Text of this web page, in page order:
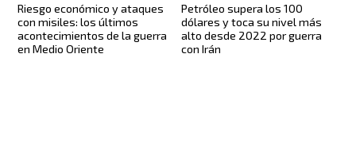
Riesgo económico y ataques
con misiles: los últimos
acontecimientos de la guerra
en Medio Oriente
Petróleo supera los 100
dólares y toca su nivel más
alto desde 2022 por guerra
con Irán